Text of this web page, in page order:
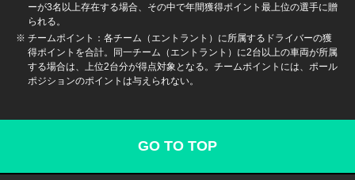
ーが3名以上存在する場合、その中で年間獲得ポイント最上位の選手に贈
られる。
チームポイント：各チーム（エントラント）に所属するドライバーの獲
得ポイントを合計。同一チーム（エントラント）に2台以上の車両が所属
する場合は、上位2台分が得点対象となる。チームポイントには、ポール
ポジションのポイントは与えられない。
GO TO TOP